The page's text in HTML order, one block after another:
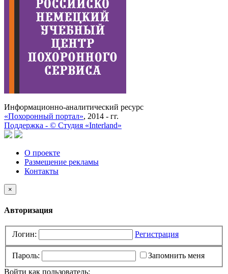
Информационно-аналитический ресурс
«Похоронный портал», 2014 - гг.
Поддержка - © Cтудия «Interland»
О проекте
Размещение рекламы
Контакты
×
Авторизация
Логин: Регистрация
Пароль:
Запомнить меня
Войти как пользователь: